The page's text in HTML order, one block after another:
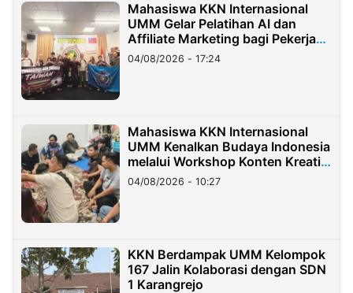
Mahasiswa KKN Internasional
UMM Gelar Pelatihan AI dan
Affiliate Marketing bagi Pekerja
Migran Indonesia di Taiwan
04/08/2026 - 17:24
Mahasiswa KKN Internasional
UMM Kenalkan Budaya Indonesia
melalui Workshop Konten Kreatif
di Taiwan
04/08/2026 - 10:27
KKN Berdampak UMM Kelompok
167 Jalin Kolaborasi dengan SDN
1 Karangrejo